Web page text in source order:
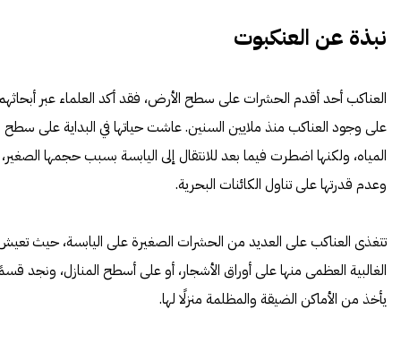
نبذة عن العنكبوت
العناكب أحد أقدم الحشرات على سطح الأرض، فقد أكد العلماء عبر
على وجود العناكب منذ ملايين السنين. عاشت حياتها في البداية على سطح
المياه، ولكنها اضطرت فيما بعد للانتقال إلى اليابسة بسبب حجمها الصغير،
وعدم قدرتها على تناول الكائنات البحرية.
تتغذى العناكب على العديد من الحشرات الصغيرة على اليابسة، حيث
الغالبية العظمى منها على أوراق الأشجار، أو على أسطح المنازل، ونجد
يأخذ من الأماكن الضيقة والمظلمة منزلًا لها.